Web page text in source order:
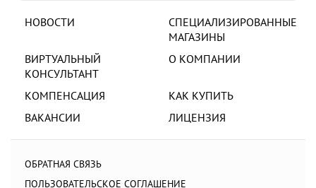
НОВОСТИ
СПЕЦИАЛИЗИРОВАННЫЕ
МАГАЗИНЫ
ВИРТУАЛЬНЫЙ
КОНСУЛЬТАНТ
О КОМПАНИИ
КОМПЕНСАЦИЯ
КАК КУПИТЬ
ВАКАНСИИ
ЛИЦЕНЗИЯ
ОБРАТНАЯ СВЯЗЬ
ПОЛЬЗОВАТЕЛЬСКОЕ СОГЛАШЕНИЕ